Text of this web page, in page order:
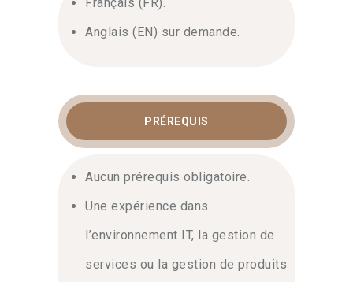
Anglais (EN) sur demande.
PRÉREQUIS
Aucun prérequis obligatoire.
Une expérience dans
l’environnement IT, la gestion de
services ou la gestion de produits